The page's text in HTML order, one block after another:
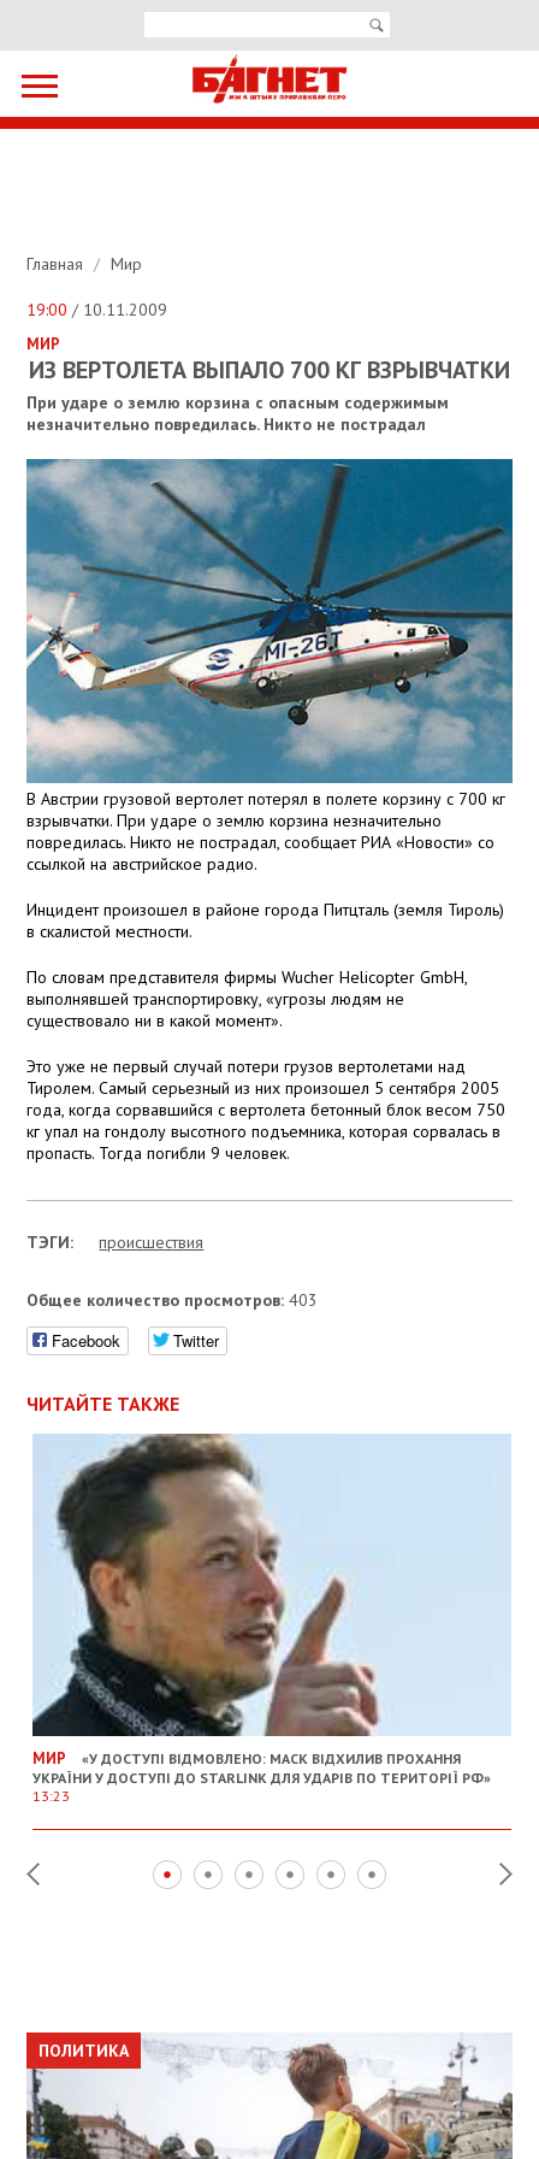
Главная / Мир
19:00 / 10.11.2009
МИР
ИЗ ВЕРТОЛЕТА ВЫПАЛО 700 КГ ВЗРЫВЧАТКИ
При ударе о землю корзина с опасным содержимым
незначительно повредилась. Никто не пострадал
В Австрии грузовой вертолет потерял в полете корзину с 700 кг
взрывчатки. При ударе о землю корзина незначительно
повредилась. Никто не пострадал, сообщает РИА «Новости» со
ссылкой на австрийское радио.
Инцидент произошел в районе города Питцталь (земля Тироль)
в скалистой местности.
По словам представителя фирмы Wucher Helicopter GmbH,
выполнявшей транспортировку, «угрозы людям не
существовало ни в какой момент».
Это уже не первый случай потери грузов вертолетами над
Тиролем. Самый серьезный из них произошел 5 сентября 2005
года, когда сорвавшийся с вертолета бетонный блок весом 750
кг упал на гондолу высотного подъемника, которая сорвалась в
пропасть. Тогда погибли 9 человек.
ТЭГИ: проиcшествия
Общее количество просмотров: 403
Facebook Twitter
ЧИТАЙТЕ ТАКЖЕ
МИР
«У ДОСТУПІ ВІДМОВЛЕНО: МАСК ВІДХИЛИВ ПРОХАННЯ
УКРАЇНИ У ДОСТУПІ ДО STARLINK ДЛЯ УДАРІВ ПО ТЕРИТОРІЇ РФ»
13:23
ПОЛИТИКА
ПОЛИТИКА
ОБЩЕСТВО
ПОЛИТИКА
ЭКОНОМИКА